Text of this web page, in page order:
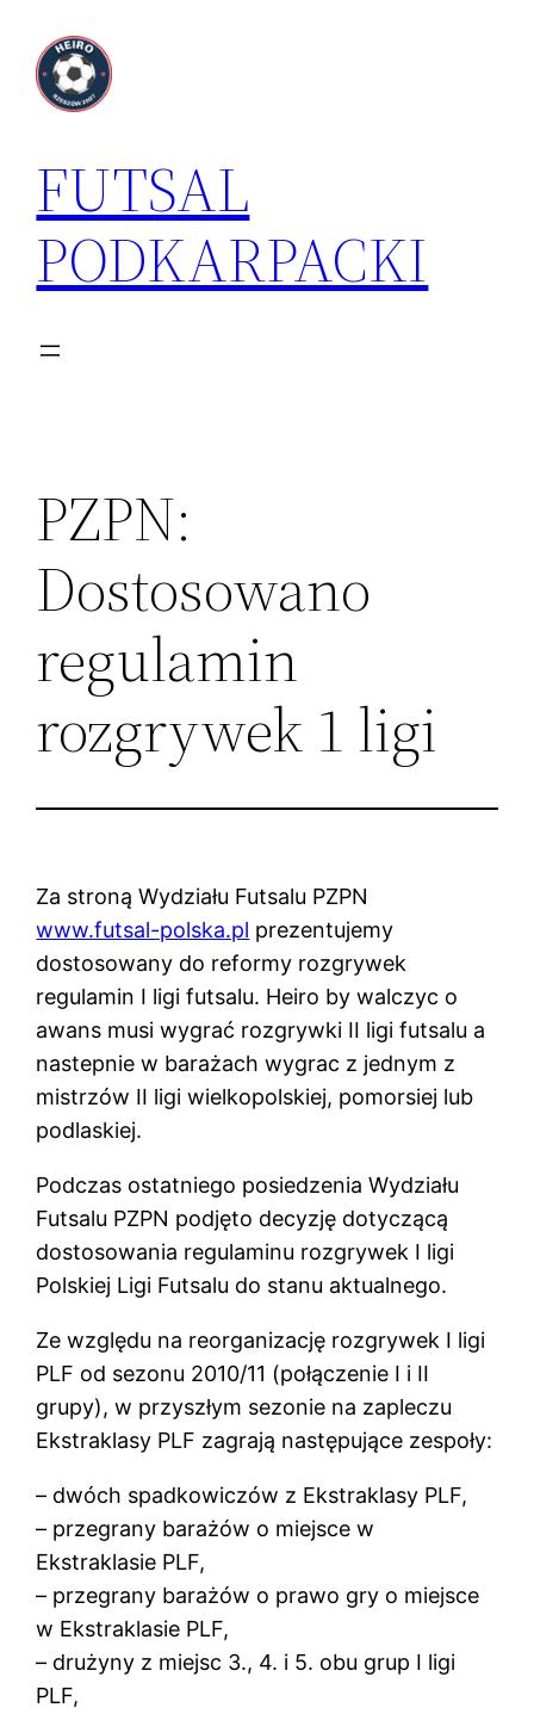
treści
FUTSAL
PODKARPACKI
PZPN:
Dostosowano
regulamin
rozgrywek 1 ligi
Za stroną Wydziału Futsalu PZPN
www.futsal-polska.pl prezentujemy
dostosowany do reformy rozgrywek
regulamin I ligi futsalu. Heiro by walczyc o
awans musi wygrać rozgrywki II ligi futsalu a
nastepnie w barażach wygrac z jednym z
mistrzów II ligi wielkopolskiej, pomorsiej lub
podlaskiej.
Podczas ostatniego posiedzenia Wydziału
Futsalu PZPN podjęto decyzję dotyczącą
dostosowania regulaminu rozgrywek I ligi
Polskiej Ligi Futsalu do stanu aktualnego.
Ze względu na reorganizację rozgrywek I ligi
PLF od sezonu 2010/11 (połączenie I i II
grupy), w przyszłym sezonie na zapleczu
Ekstraklasy PLF zagrają następujące zespoły:
– dwóch spadkowiczów z Ekstraklasy PLF,
– przegrany barażów o miejsce w
Ekstraklasie PLF,
– przegrany barażów o prawo gry o miejsce
w Ekstraklasie PLF,
– drużyny z miejsc 3., 4. i 5. obu grup I ligi
PLF,